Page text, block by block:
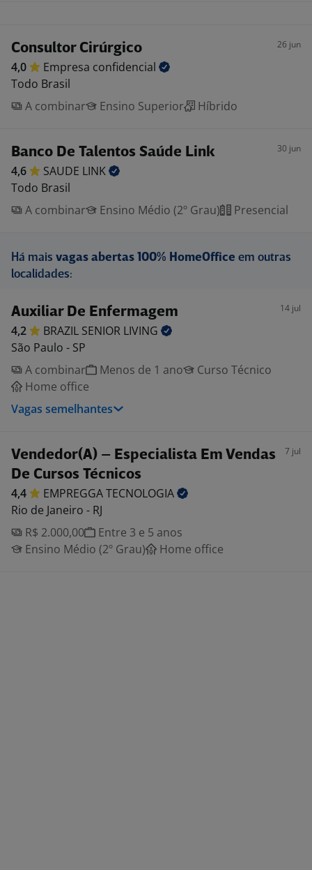
Consultor Cirúrgico 26 jun
4,0 Empresa confidencial
Todo Brasil
A combinar
Ensino Superior Híbrido
Banco De Talentos Saúde Link 30 jun
4,6 SAUDE LINK
Todo Brasil
A combinar
Ensino Médio (2º Grau) Presencial
Há mais vagas abertas 100% HomeOffice em outras
localidades:
Auxiliar De Enfermagem 14 jul
4,2 BRAZIL SENIOR LIVING
São Paulo - SP
A combinar
Menos de 1 ano
Curso Técnico
Home office
Vagas semelhantes
Vendedor(A) – Especialista Em Vendas
De Cursos Técnicos
7 jul
4,4 EMPREGGATECNOLOGIA
Rio de Janeiro - RJ
R$ 2.000,00
Entre 3 e 5 anos
Ensino Médio (2º Grau)
Home office